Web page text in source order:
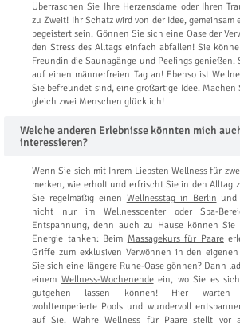
Überraschen Sie Ihre Herzensdame oder Ihren
zu Zweit! Ihr Schatz wird von der Idee, gemeinsam
begeistert sein. Gönnen Sie sich eine Oase der
den Stress des Alltags einfach abfallen! Sie
Freundin die Saunagänge und Peelings genießen.
auf einen männerfreien Tag an! Ebenso ist
Sie befreundet sind, eine großartige Idee. Machen
gleich zwei Menschen glücklich!
Welche anderen Erlebnisse könnten mich
interessieren?
Wenn Sie sich mit Ihrem Liebsten Wellness für
merken, wie erholt und erfrischt Sie in den Alltag
Sie regelmäßig einen Wellnesstag in Berlin
nicht nur im Wellnesscenter oder Spa-
Entspannung, denn auch zu Hause können
Energie tanken: Beim Massagekurs für Paare
Griffe zum exklusiven Verwöhnen in den
Sie sich eine längere Ruhe-Oase gönnen? Dann
einem Wellness-Wochenendeein, wo Sie es
gutgehen lassen können! Hier warten
wohltemperierte Pools und wundervoll
auf Sie. Wahre Wellness für Paare stellt vor